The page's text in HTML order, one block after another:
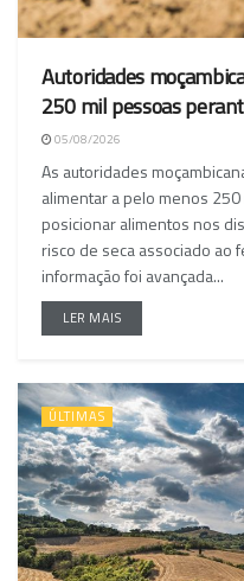
Autoridades
250 mil pessoas
05/08/2026
As autoridades
alimentar a pelo menos
posicionar alimentos nos
risco de seca associado ao
informação foi avançada...
LER MAIS
ÚLTIMAS